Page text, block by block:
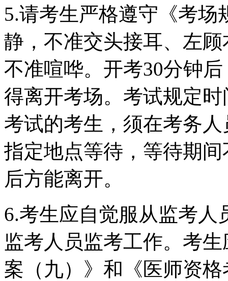
5.请考生严格遵守《考
静，不准交头接耳、左
不准喧哗。开考30分钟
得离开考场。考试规定
考试的考生，须在考务
指定地点等待，等待期
后方能离开。
6.考生应自觉服从监考
监考人员监考工作。考
案（九）》和《医师资